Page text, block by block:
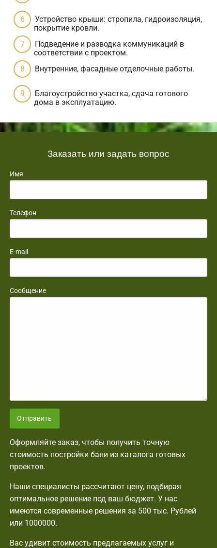
Устройство крыши: стропила, гидроизоляция,
покрытие кровли.
Подведение и разводка коммуникаций в
соответствии с проектом.
Внутренние, фасадные отделочные работы.
Благоустройство участка, сдача готового
дома в эксплуатацию.
Заказать или задать вопрос
Имя
Телефон
E-mail
Сообщение
Отправить
Оформляйте заказ, чтобы получить точную
стоимость постройки бани из каталога готовых
проектов.
Наши специалисты рассчитают цену, подбирая
оптимальное решение под ваш бюджет. У нас
имеются современные решения за 500 тыс. Рублей
или 1000000.
Вас удивит стоимость предлагаемых услуг и